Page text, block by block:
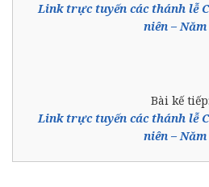
Link trực tuyến các thánh lễ
niên – Năm
Bài kế tiếp:
Link trực tuyến các thánh lễ
niên – Năm